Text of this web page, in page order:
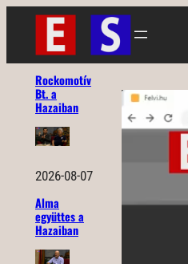
Ugrás
tartalomhoz
Rockomotív
Bt. a
Hazaiban
2026-08-07
Alma
együttes a
Hazaiban